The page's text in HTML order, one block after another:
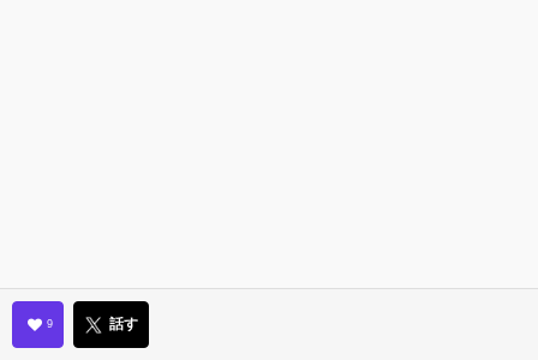
9 話す